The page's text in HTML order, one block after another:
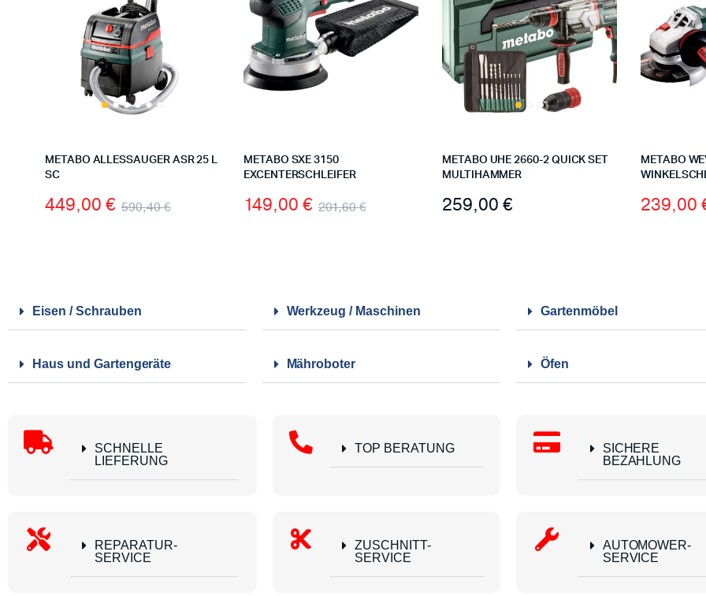
METABO ALLESSAUGER ASR 25 L
SC
590,40€
449,00 €
METABO SXE 3150
EXCENTERSCHLEIFER
201,60€
149,00 €
METABO UHE 2660-2 QUICK SET
MULTIHAMMER
259,00 €
METABO
239,00
Eisen / Schrauben
Haus und Gartengeräte
Werkzeug / Maschinen
Mähroboter
Gartenmöbel
Öfen
SCHNELLE
LIEFERUNG
TOP BERATUNG
SICHERE
BEZAHLUNG
REPARATUR-
SERVICE
ZUSCHNITT-
SERVICE
AUTOMOWER-
SERVICE